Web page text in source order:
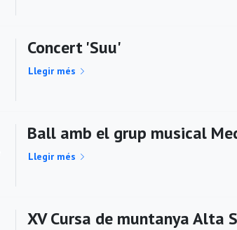
Concert 'Suu'
Llegir més
Ball amb el grup musical
Llegir més
XV Cursa de muntanya Alta